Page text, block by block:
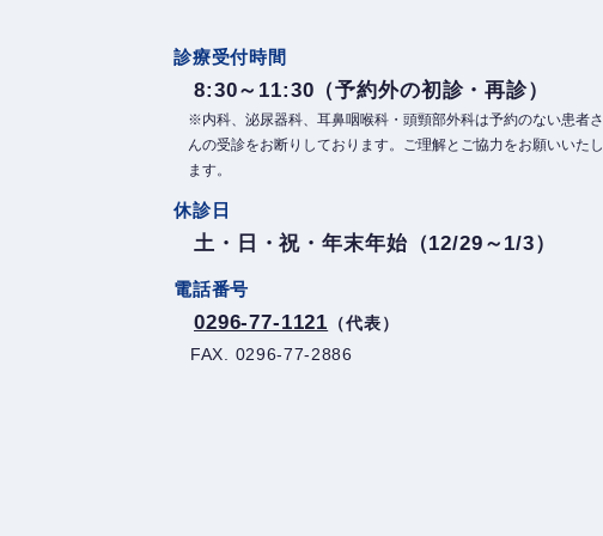
診療受付時間
8:30～11:30（予約外の初診・再診）
※内科、泌尿器科、耳鼻咽喉科・頭頸部外科は予約のない患者さ
んの受診をお断りしております。ご理解とご協力をお願いいたし
ます。
休診日
土・日・祝・年末年始（12/29～1/3）
電話番号
0296-77-1121 （代表）
FAX. 0296-77-2886